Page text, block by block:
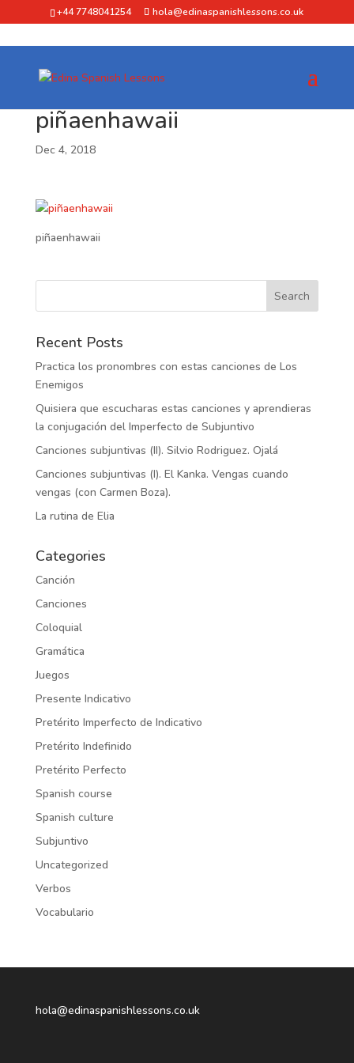
+44 7748041254 hola@edinaspanishlessons.co.uk
piñaenhawaii
Dec 4, 2018
piñaenhawaii
Recent Posts
Practica los pronombres con estas canciones de Los
Enemigos
Quisiera que escucharas estas canciones y aprendieras
la conjugación del Imperfecto de Subjuntivo
Canciones subjuntivas (II). Silvio Rodriguez. Ojalá
Canciones subjuntivas (I). El Kanka. Vengas cuando
vengas (con Carmen Boza).
La rutina de Elia
Categories
Canción
Canciones
Coloquial
Gramática
Juegos
Presente Indicativo
Pretérito Imperfecto de Indicativo
Pretérito Indefinido
Pretérito Perfecto
Spanish course
Spanish culture
Subjuntivo
Uncategorized
Verbos
Vocabulario
hola@edinaspanishlessons.co.uk